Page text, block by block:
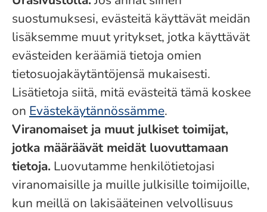
suostumuksesi, evästeitä käyttävät meidän
lisäksemme muut yritykset, jotka käyttävät
evästeiden keräämiä tietoja omien
tietosuojakäytäntöjensä mukaisesti.
Lisätietoja siitä, mitä evästeitä tämä koskee
on Evästekäytännössämme.
Viranomaiset ja muut julkiset toimijat,
jotka määräävät meidät luovuttamaan
tietoja. Luovutamme henkilötietojasi
viranomaisille ja muille julkisille toimijoille,
kun meillä on lakisääteinen velvollisuus